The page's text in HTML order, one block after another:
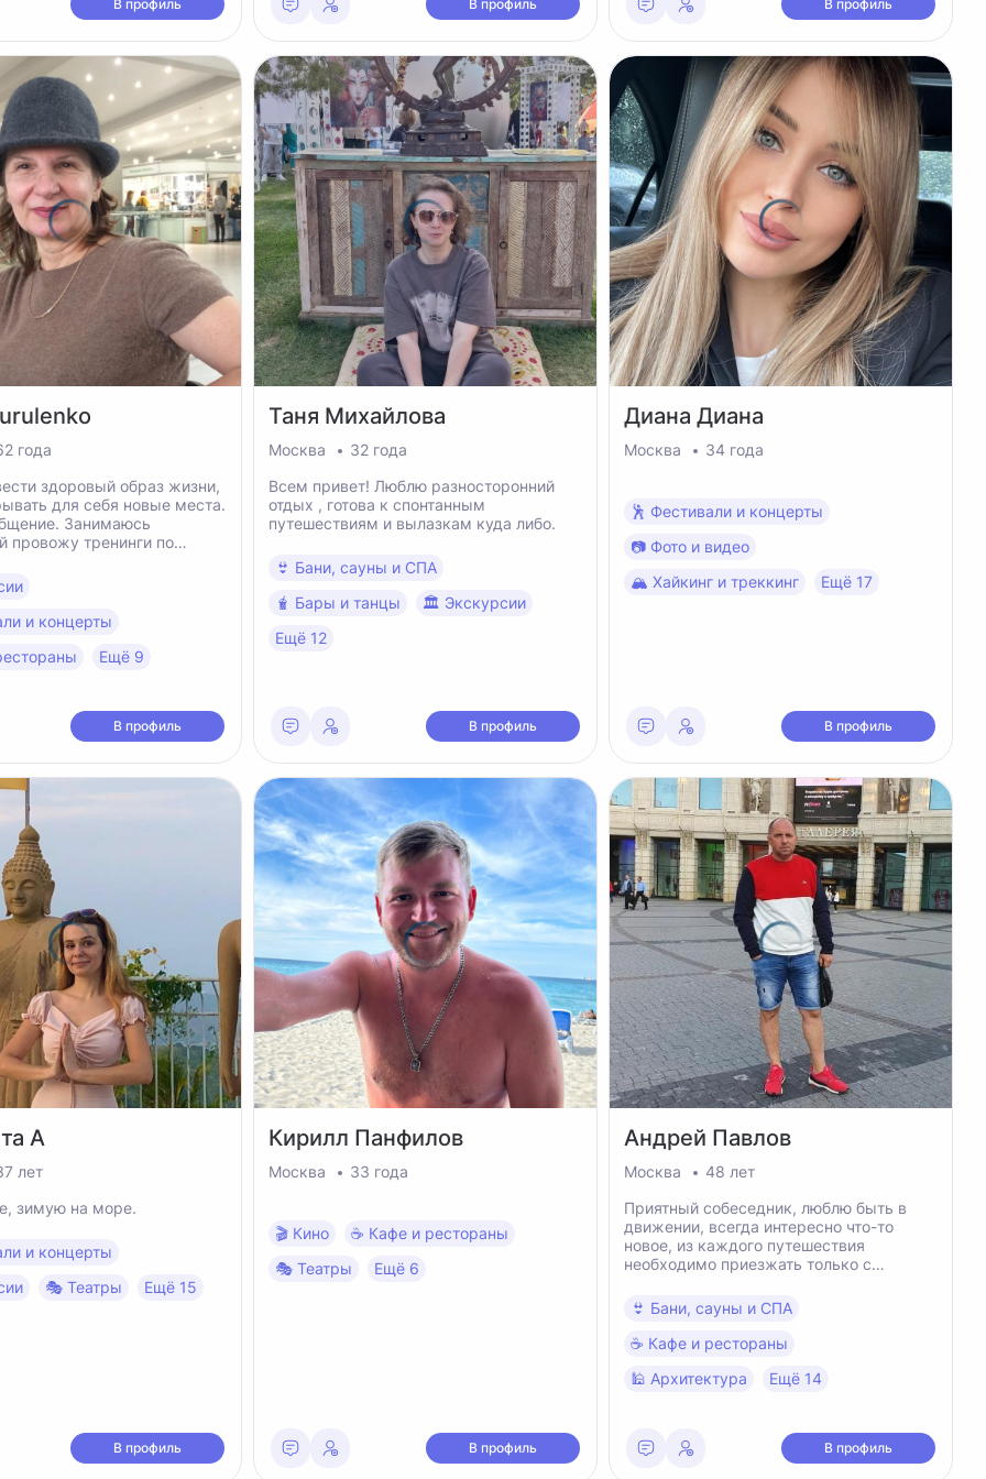
В профиль В профиль В профиль
года
здоровый образ жизни,
для себя новые места.
Занимаюсь
на машине.
и концерты
Ещё 9
В профиль
Таня Михайлова
Москва
32 года
Всем привет! Люблю разносторонний
отдых , готова к спонтанным
путешествиям и вылазкам куда либо.
👙 Бани, сауны и СПА
🧋 Бары и танцы
🏛 Экскурсии
Ещё 12
В профиль
Диана Диана
Москва 34 года
🕺 Фестивали и концерты
📷 Фото и видео
🏔 Хайкинг и треккинг
Ещё 17
В профиль
А
лет
зимую на море.
и концерты
🎭 Театры Ещё 15
В профиль
Кирилл Панфилов
Москва 33 года
🎬 Кино
☕️ Кафе и рестораны
🎭 Театры
Ещё 6
В профиль
Андрей Павлов
Москва
48 лет
Приятный собеседник, люблю быть в
движении, всегда интересно что-то
новое, из каждого путешествия
необходимо приезжать только с
👙 Бани, сауны и СПА
☕️ Кафе и рестораны
🕌 Архитектура
Ещё 14
В профиль